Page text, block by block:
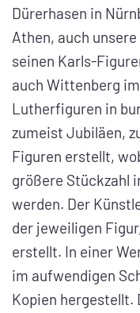
Dürerhasen in
Athen, auch
seinen Karls-
auch Wittenberg
Lutherfiguren in
zumeist Jubiläen,
Figuren erstellt,
größere Stückzahl
werden. Der
der jeweiligen
erstellt. In einer
im aufwendigen
Kopien hergestellt.